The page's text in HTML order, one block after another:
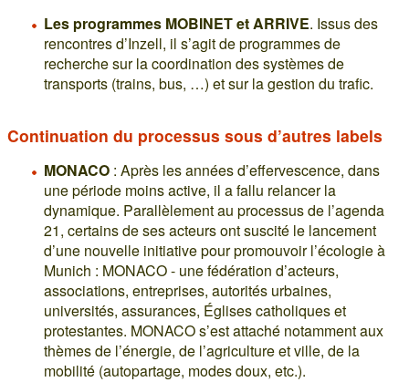
Les programmes MOBINET et ARRIVE. Issus des
rencontres d’Inzell, il s’agit de programmes de
recherche sur la coordination des systèmes de
transports (trains, bus, …) et sur la gestion du trafic.
Continuation du processus sous d’autres labels
MONACO : Après les années d’effervescence, dans
une période moins active, il a fallu relancer la
dynamique. Parallèlement au processus de l’agenda
21, certains de ses acteurs ont suscité le lancement
d’une nouvelle initiative pour promouvoir l’écologie à
Munich : MONACO - une fédération d’acteurs,
associations, entreprises, autorités urbaines,
universités, assurances, Églises catholiques et
protestantes. MONACO s’est attaché notamment aux
thèmes de l’énergie, de l’agriculture et ville, de la
mobilité (autopartage, modes doux, etc.).